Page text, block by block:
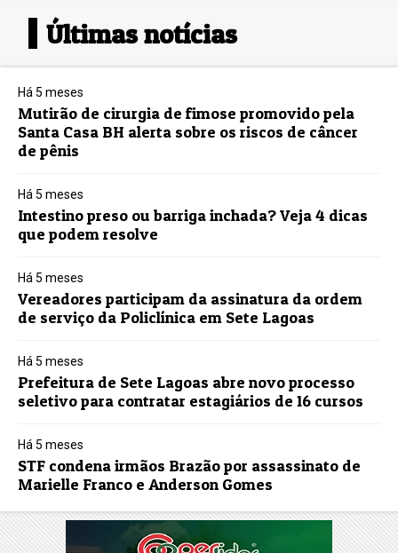
Últimas notícias
Há 5 meses
Mutirão de cirurgia de fimose promovido pela
Santa Casa BH alerta sobre os riscos de câncer
de pênis
Há 5 meses
Intestino preso ou barriga inchada? Veja 4 dicas
que podem resolve
Há 5 meses
Vereadores participam da assinatura da ordem
de serviço da Policlínica em Sete Lagoas
Há 5 meses
Prefeitura de Sete Lagoas abre novo processo
seletivo para contratar estagiários de 16 cursos
Há 5 meses
STF condena irmãos Brazão por assassinato de
Marielle Franco e Anderson Gomes